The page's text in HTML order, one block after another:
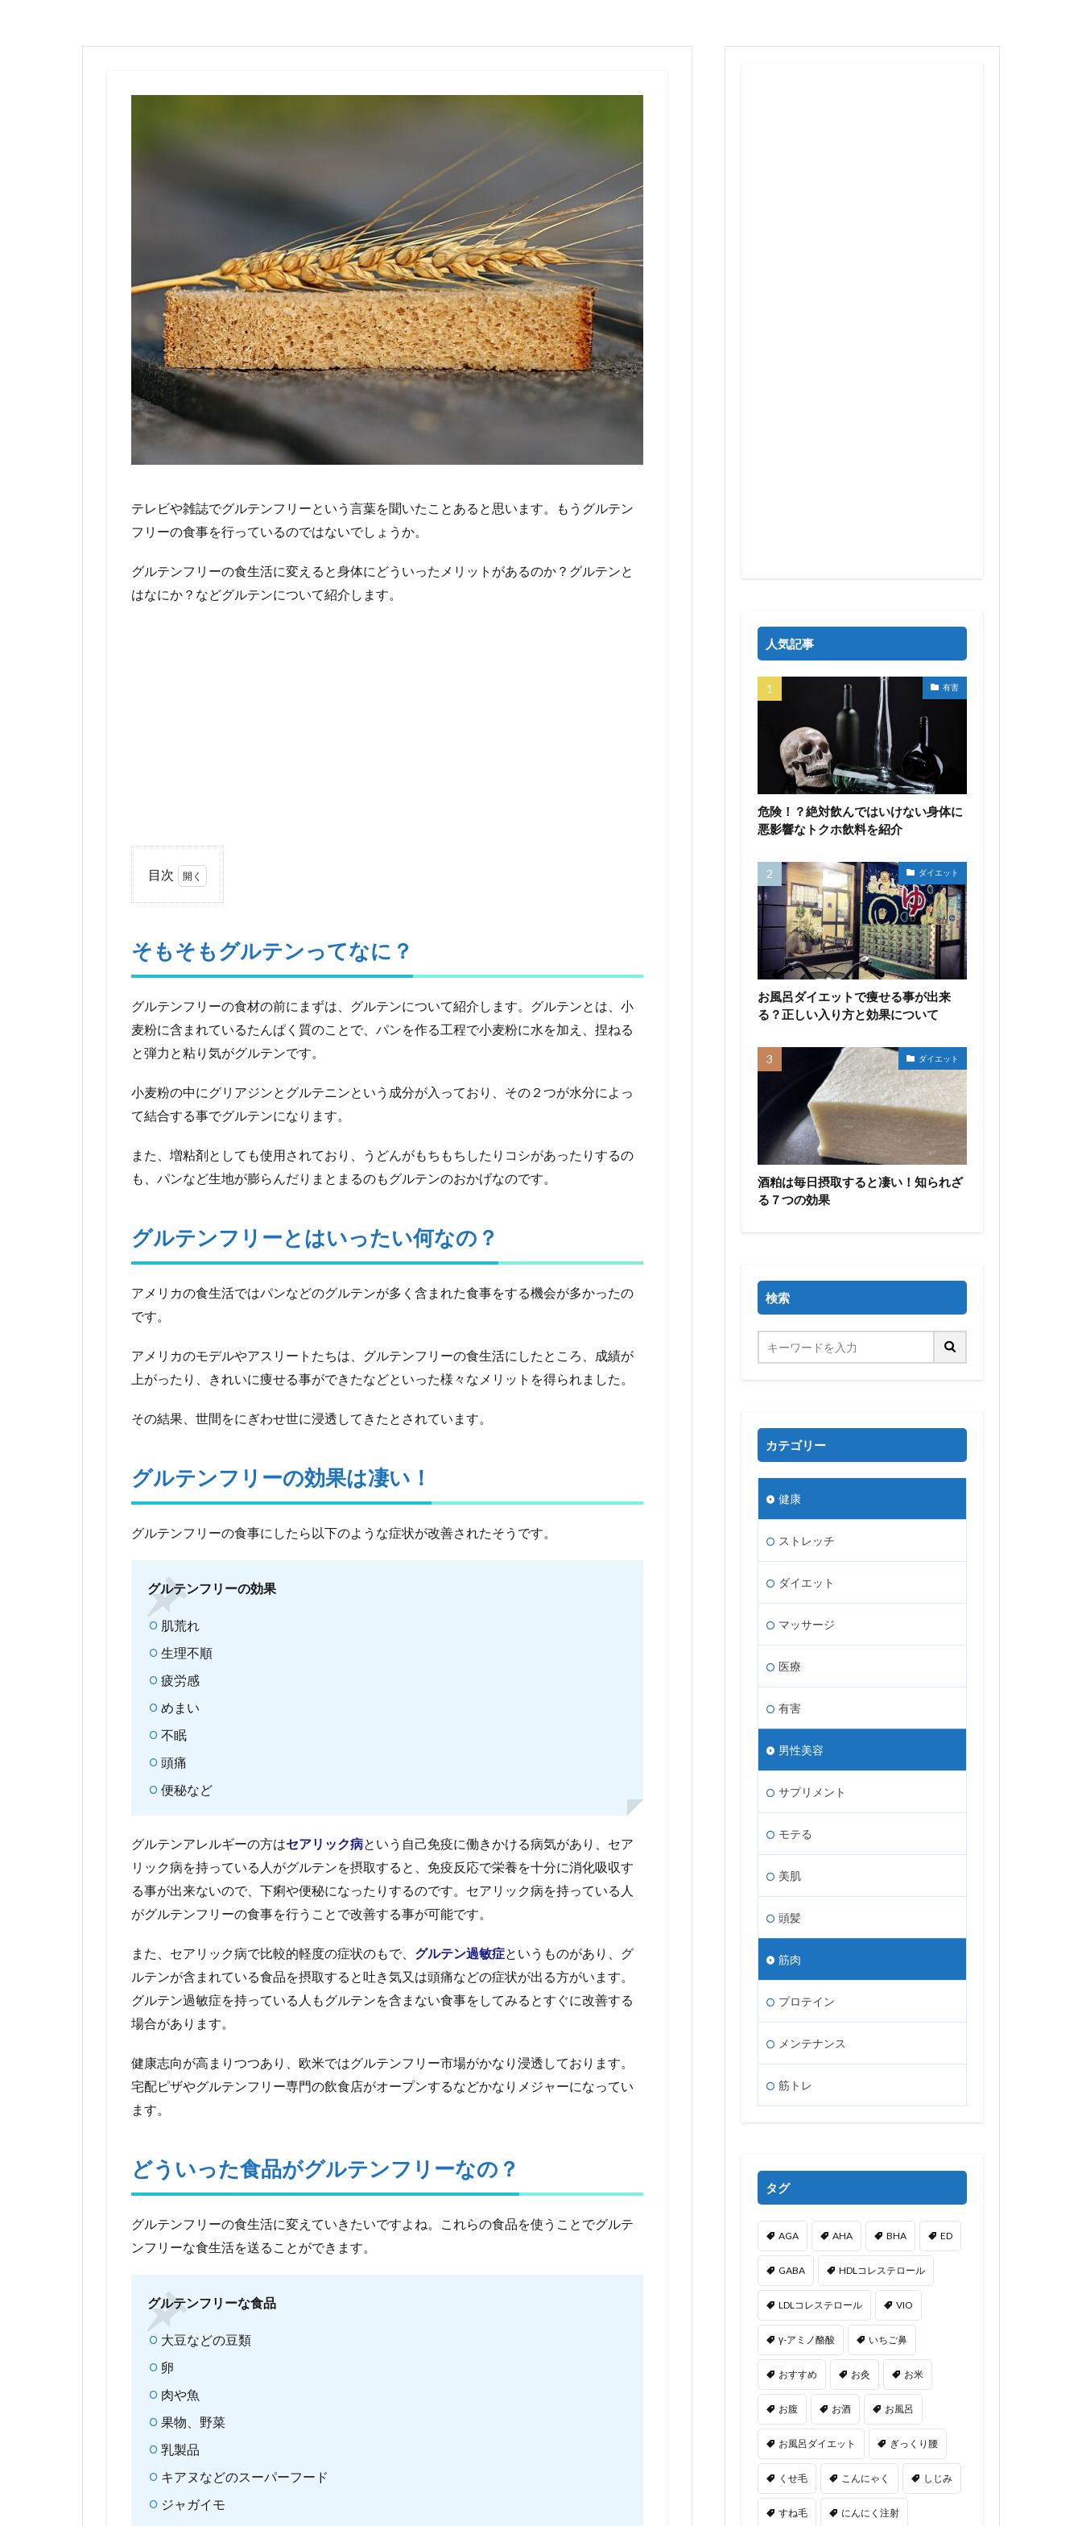
テレビや雑誌でグルテンフリーという言葉を聞いたことあると思います。もうグルテン
フリーの食事を行っているのではないでしょうか。
グルテンフリーの食生活に変えると身体にどういったメリットがあるのか？グルテンと
はなにか？などグルテンについて紹介します。
目次
グル
テン
な
2
フリ
ーと
った
い何
な
3
グル
テン
ーの
効果
い！
4
いっ
た食
テン
の？
ル
テ
ン
含
む
品
と
グ
ン
リ
ー
と
て
な
い
工
品
6.1
グル
ーの
効果
は？
ない
と損
た５
つの
理由
そもそもグルテンってなに？
グルテンフリーの食材の前にまずは、グルテンについて紹介します。グルテンとは、小
麦粉に含まれているたんぱく質のことで、パンを作る工程で小麦粉に水を加え、捏ねる
と弾力と粘り気がグルテンです。
小麦粉の中にグリアジンとグルテニンという成分が入っており、その２つが水分によっ
て結合する事でグルテンになります。
また、増粘剤としても使用されており、うどんがもちもちしたりコシがあったりするの
も、パンなど生地が膨らんだりまとまるのもグルテンのおかげなのです。
グルテンフリーとはいったい何なの？
アメリカの食生活ではパンなどのグルテンが多く含まれた食事をする機会が多かったの
です。
アメリカのモデルやアスリートたちは、グルテンフリーの食生活にしたところ、成績が
上がったり、きれいに痩せる事ができたなどといった様々なメリットを得られました。
その結果、世間をにぎわせ世に浸透してきたとされています。
グルテンフリーの効果は凄い！
グルテンフリーの食事にしたら以下のような症状が改善されたそうです。
グルテンフリーの効果
肌荒れ
生理不順
疲労感
めまい
不眠
頭痛
便秘など
グルテンアレルギーの方はセアリック病という自己免疫に働きかける病気があり、セア
リック病を持っている人がグルテンを摂取すると、免疫反応で栄養を十分に消化吸収す
る事が出来ないので、下痢や便秘になったりするのです。セアリック病を持っている人
がグルテンフリーの食事を行うことで改善する事が可能です。
また、セアリック病で比較的軽度の症状のもで、 グルテン過敏症というものがあり、グ
ルテンが含まれている食品を摂取すると吐き気又は頭痛などの症状が出る方がいます。
グルテン過敏症を持っている人もグルテンを含まない食事をしてみるとすぐに改善する
場合があります。
健康志向が高まりつつあり、欧米ではグルテンフリー市場がかなり浸透しております。
宅配ピザやグルテンフリー専門の飲食店がオープンするなどかなりメジャーになってい
ます。
どういった食品がグルテンフリーなの？
グルテンフリーの食生活に変えていきたいですよね。これらの食品を使うことでグルテ
ンフリーな食生活を送ることができます。
グルテンフリーな食品
大豆などの豆類
卵
肉や魚
果物、野菜
乳製品
キアヌなどのスーパーフード
ジャガイモ
人気記事
有害
危険！？絶対飲んではいけない身体に
悪影響なトクホ飲料を紹介
ダイエット
お風呂ダイエットで痩せる事が出来
る？正しい入り方と効果について
ダイエット
酒粕は毎日摂取すると凄い！知られざ
る７つの効果
検索
カテゴリー
健康
ストレッチ
ダイエット
マッサージ
医療
有害
男性美容
サプリメント
モテる
美肌
頭髪
筋肉
プロテイン
メンテナンス
筋トレ
タグ
AGA AHA BHA ED
GABA HDLコレステロール
LDLコレステロール VIO
γ-アミノ酪酸 いちご鼻
おすすめ お灸 お米
お腹 お酒 お風呂
お風呂ダイエット ぎっくり腰
くせ毛 こんにゃく しじみ
すね毛 にんにく注射